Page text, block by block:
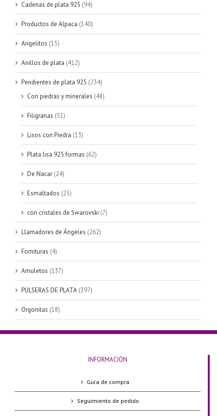
Cadenas de plata 925 (94)
Productos de Alpaca (140)
Angelitos (15)
Anillos de plata (412)
Pendientes de plata 925 (234)
Con piedras y minerales (48)
Filigranas (51)
Lisos con Piedra (13)
Plata lisa 925 formas (62)
De Nacar (24)
Esmaltados (25)
con cristales de Swarovski (7)
Llamadores de Ángeles (262)
Fornituras (4)
Amuletos (137)
PULSERAS DE PLATA (397)
Orgonitas (18)
INFORMACIÓN
Guía de compra
Seguimiento de pedido